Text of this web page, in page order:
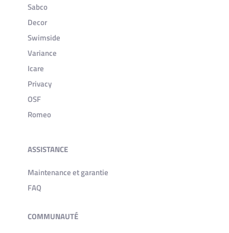
Sabco
Decor
Swimside
Variance
Icare
Privacy
OSF
Romeo
ASSISTANCE
Maintenance et garantie
FAQ
COMMUNAUTÉ